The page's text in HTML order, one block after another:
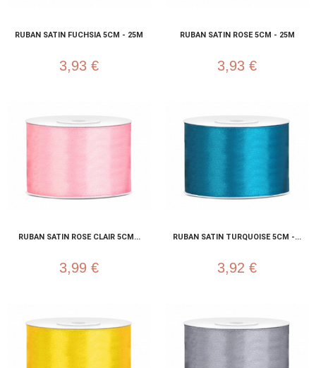
RUBAN SATIN FUCHSIA 5CM - 25M
3,93 €
RUBAN SATIN ROSE 5CM - 25M
3,93 €
RUBAN SATIN ROSE CLAIR 5CM...
3,99 €
RUBAN SATIN TURQUOISE 5CM -...
3,92 €